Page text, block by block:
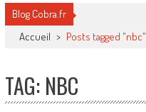
Blog Cobra.fr
Accueil > Posts tagged "nbc"
TAG: NBC